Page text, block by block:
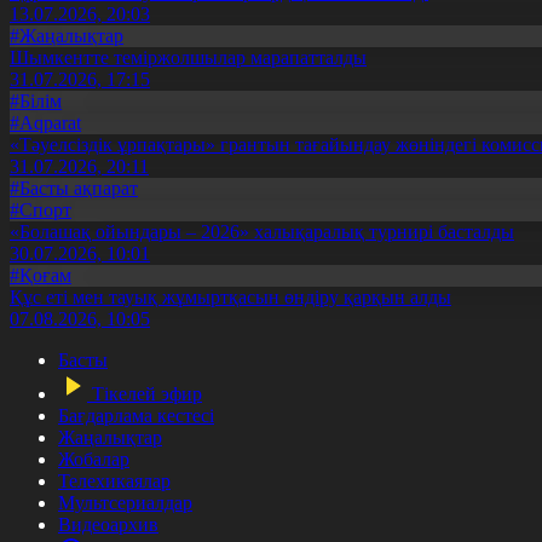
13.07.2026, 20:03
#Жаңалықтар
Шымкентте теміржолшылар марапатталды
31.07.2026, 17:15
#Білім
#Aqparat
«Тәуелсіздік ұрпақтары» грантын тағайындау жөніндегі
31.07.2026, 20:11
#Басты ақпарат
#Спорт
«Болашақ ойындары – 2026» халықаралық турнирі басталды
30.07.2026, 10:01
#Қоғам
Құс еті мен тауық жұмыртқасын өндіру қарқын алды
07.08.2026, 10:05
Басты
Тікелей эфир
Бағдарлама кестесі
Жаңалықтар
Жобалар
Телехикаялар
Мультсериалдар
Видеоархив